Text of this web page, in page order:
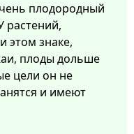
плодородный
растений,
этом знаке,
плоды дольше
цели он не
и имеют